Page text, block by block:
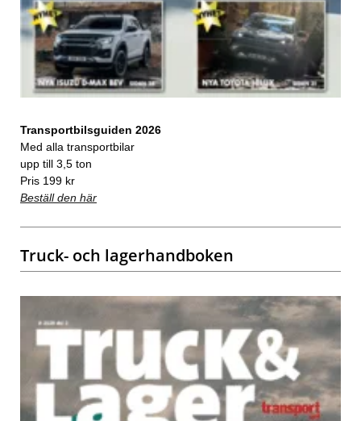
Transportbilsguiden 2026
Med alla transportbilar
upp till 3,5 ton
Pris 199 kr
Beställ den här
Truck- och lagerhandboken